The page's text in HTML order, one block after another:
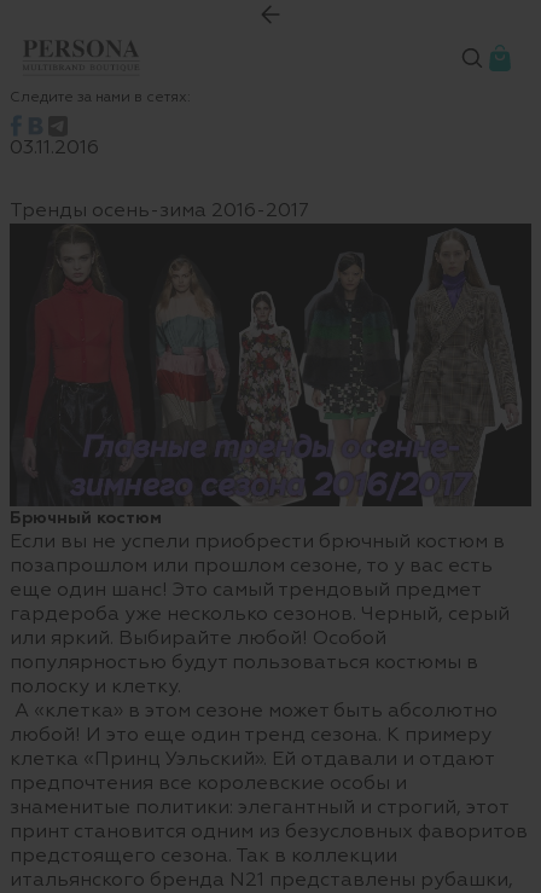
Следите за нами в сетях:
03.11.2016
Тренды осень-зима 2016-2017
Брючный костюм
Если вы не успели приобрести брючный костюм в
позапрошлом или прошлом сезоне, то у вас есть
еще один шанс! Это самый трендовый предмет
гардероба уже несколько сезонов. Черный, серый
или яркий. Выбирайте любой! Особой
популярностью будут пользоваться костюмы в
полоску и клетку.
А «клетка» в этом сезоне может быть абсолютно
любой! И это еще один тренд сезона. К примеру
клетка «Принц Уэльский». Ей отдавали и отдают
предпочтения все королевские особы и
знаменитые политики: элегантный и строгий, этот
принт становится одним из безусловных фаворитов
предстоящего сезона. Так в коллекции
итальянского бренда N21 представлены рубашки,